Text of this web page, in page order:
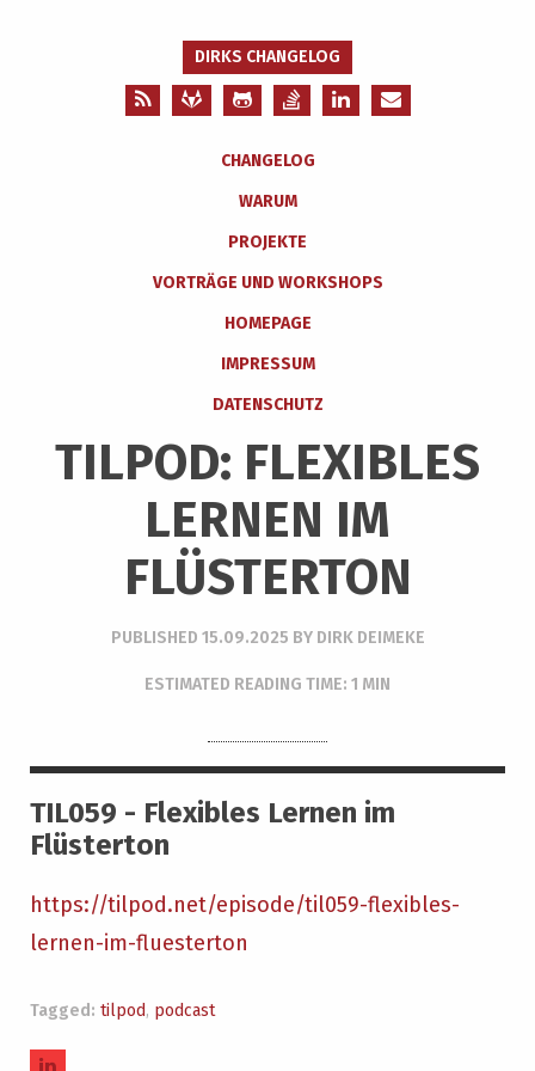
DIRKS CHANGELOG
CHANGELOG
WARUM
PROJEKTE
VORTRÄGE UND WORKSHOPS
HOMEPAGE
IMPRESSUM
DATENSCHUTZ
TILPOD: FLEXIBLES
LERNEN IM
FLÜSTERTON
PUBLISHED 15.09.2025 BY DIRK DEIMEKE
ESTIMATED READING TIME: 1 MIN
TIL059 - Flexibles Lernen im
Flüsterton
https://tilpod.net/episode/til059-flexibles-
lernen-im-fluesterton
Tagged: tilpod, podcast